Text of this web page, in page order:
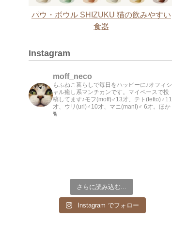
パウ・ボウル SHIZUKU 猫の飲みやすい
食器
Instagram
moff_neco
もふねこ暮らしで毎日をハッピーに♪オフィシ
ャル癒し系マンチカンです。マイペースで投
稿してます♪モフ(moff)♂13才、テト(tetto)♂11
才、ウリ(uri)♂10才、マニ(mani)♂ 6才。ほか
🐈
さらに読み込む...
Instagram でフォロー